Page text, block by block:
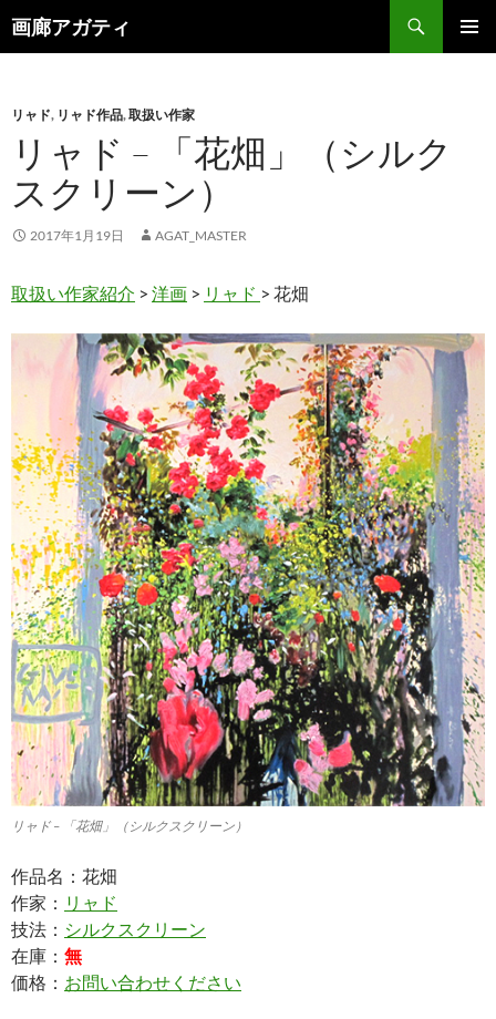
画廊アガティ
索
ン
ツ
へ
ス
キ
ッ
リャド, リャド作品,取扱い作家
リャド – 「花畑」（シルク
スクリーン）
2017年1月19日 AGAT_MASTER
取扱い作家紹介 > 洋画 > リャド > 花畑
リャド – 「花畑」（シルクスクリーン）
作品名：花畑
作家： リャド
技法： シルクスクリーン
在庫： 無
価格： お問い合わせください